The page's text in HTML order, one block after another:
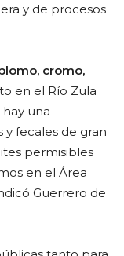
y de procesos
cromo,
en el Río Zula
una
fecales de gran
permisibles
en el Área
Guerrero de